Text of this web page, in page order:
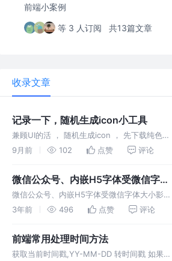
前端小案例
等 3 人订阅 共13篇文章
收录文章
记录一下，随机生成icon小工具
兼顾UI的活 ， 随机生成icon ， 先下载纯色
icon，再批量生成背景并合成 ， 不满意再刷，
白一个，学到老干到老
9月前 102 点赞 评论
微信公众号、内嵌H5字体受微信字体
大小影响问题的解决方案
微信公众号、内嵌H5字体受微信字体大小影响
问题的解决方案，代码也是之前网上找的，现在
3年前 496 点赞 评论
前端常用处理时间方法
获取当前时间戳,YY-MM-DD 转时间戳 如果已